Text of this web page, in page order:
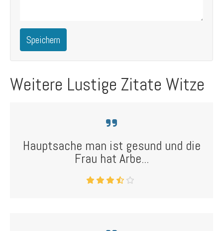
Speichern
Weitere Lustige Zitate Witze
Hauptsache man ist gesund und die
Frau hat Arbe...